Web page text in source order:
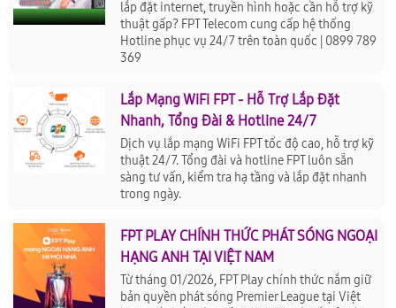
lắp đặt internet, truyền hình hoặc cần hỗ trợ kỹ
thuật gấp? FPT Telecom cung cấp hệ thống
Hotline phục vụ 24/7 trên toàn quốc | 0899 789
369
Lắp Mạng WiFi FPT - Hỗ Trợ Lắp Đặt
Nhanh, Tổng Đài & Hotline 24/7
Dịch vụ lắp mạng WiFi FPT tốc độ cao, hỗ trợ kỹ
thuật 24/7. Tổng đài và hotline FPT luôn sẵn
sàng tư vấn, kiểm tra hạ tầng và lắp đặt nhanh
trong ngày.
FPT PLAY CHÍNH THỨC PHÁT SÓNG NGOẠI
HẠNG ANH TẠI VIỆT NAM
Từ tháng 01/2026, FPT Play chính thức nắm giữ
bản quyền phát sóng Premier League tại Việt